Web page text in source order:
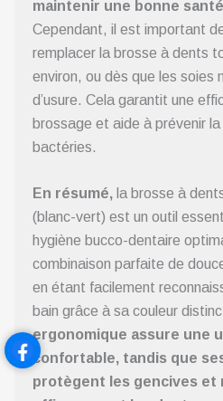
maintenir une bonne
Cependant, il est important
remplacer la brosse à dents
environ, ou dès que les soies
d’usure. Cela garantit une
brossage et aide à prévenir
bactéries.
En résumé, la brosse à
(blanc-vert) est un outil
hygiène bucco-dentaire
combinaison parfaite de
en étant facilement
bain grâce à sa couleur
ergonomique assure une
confortable, tandis que
protègent les gencives et